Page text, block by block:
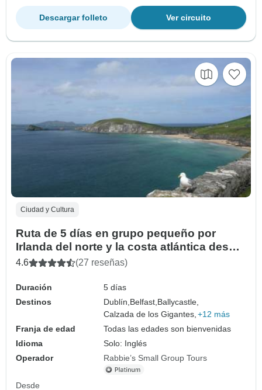
Ver circuito
Descargar folleto
Ciudad y Cultura
Ruta de 5 días en grupo pequeño por
Irlanda del norte y la costa atlántica desde
Dublín
4.6 (27 reseñas)
Duración
5 días
Destinos
Dublín,Belfast,Ballycastle,
Calzada de los Gigantes, +12 más
Franja de edad
Todas las edades son bienvenidas
Idioma
Solo: Inglés
Operador
Rabbie’s Small Group Tours
Desde